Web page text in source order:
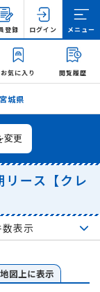
登録 ログイン メニュー
お気に入り 閲覧履歴
宮城県
変更
ース【クレ
地図上に表示
数表示